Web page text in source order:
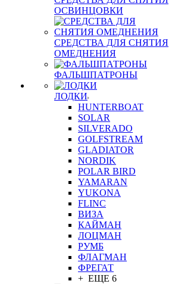
ОСВИНЦОВКИ
СРЕДСТВА ДЛЯ СНЯТИЯ
ОМЕДНЕНИЯ
ФАЛЬШПАТРОНЫ
ЛОДКИ
HUNTERBOAT
SOLAR
SILVERADO
GOLFSTREAM
GLADIATOR
NORDIK
POLAR BIRD
YAMARAN
YUKONA
FLINC
ВИЗА
КАЙМАН
ЛОЦМАН
РУМБ
ФЛАГМАН
ФРЕГАТ
+ ЕЩЕ 6